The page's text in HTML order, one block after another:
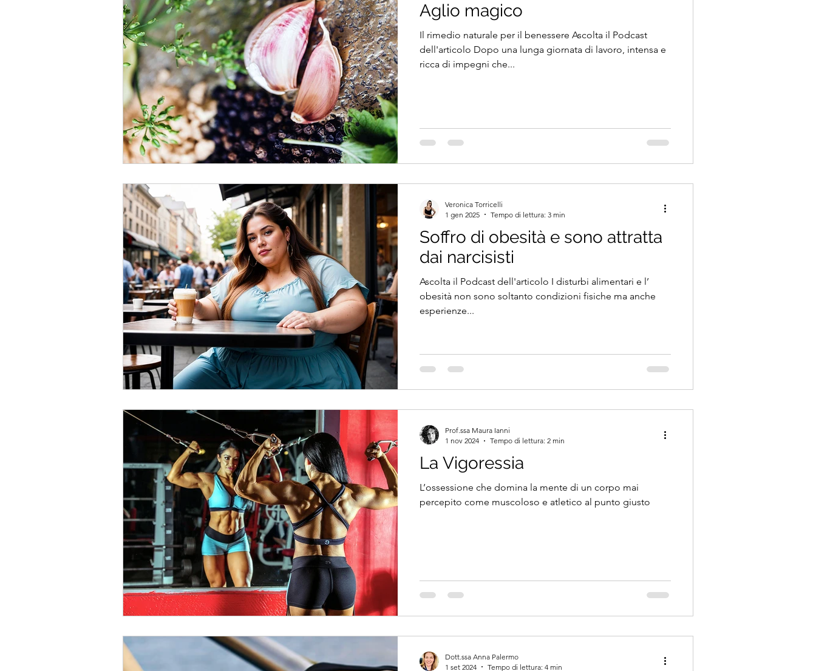
Aglio magico
Il rimedio naturale per il benessere Ascolta il Podcast
dell'articolo Dopo una lunga giornata di lavoro, intensa e
ricca di impegni che...
Soffro di obesità e sono attratta
dai narcisisti
Ascolta il Podcast dell'articolo I disturbi alimentari e l’
obesità non sono soltanto condizioni fisiche ma anche
esperienze...
Veronica Torricelli
1 gen 2025
Tempo di lettura: 3 min
La Vigoressia
L’ossessione che domina la mente di un corpo mai
percepito come muscoloso e atletico al punto giusto
Prof.ssa Maura Ianni
1 nov 2024
Tempo di lettura: 2 min
Dott.ssa Anna Palermo
1 set 2024
Tempo di lettura: 4 min